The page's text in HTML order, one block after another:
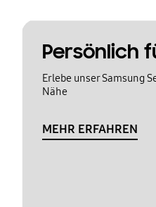
Persönlich
Erlebe unser Samsung
Nähe
MEHR ERFAHREN